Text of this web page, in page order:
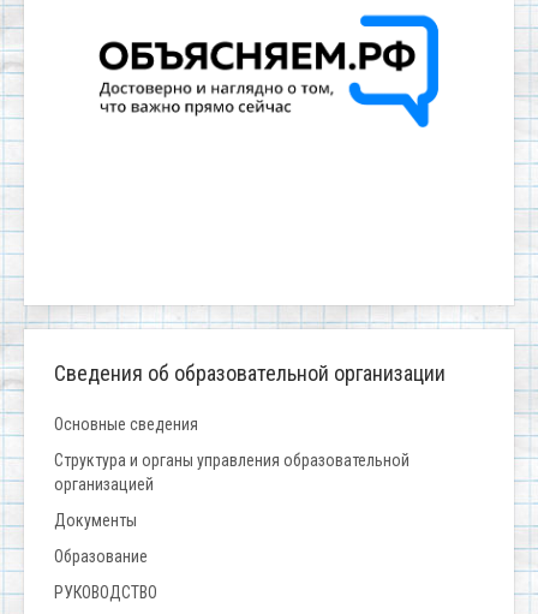
Сведения об образовательной организации
Основные сведения
Структура и органы управления образовательной
организацией
Документы
Образование
РУКОВОДСТВО